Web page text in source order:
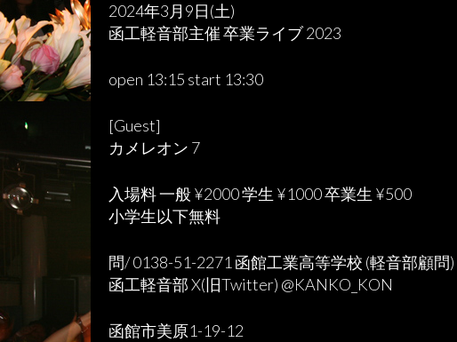
2024年3月9日(土)
函工軽音部主催 卒業ライブ 2023
open 13:15 start 13:30
[Guest]
カメレオン 7
入場料 一般 ¥2000 学生 ¥1000 卒業生 ¥500
小学生以下無料
問/ 0138-51-2271 函館工業高等学校 (軽音部顧問)
函工軽音部 X(旧Twitter) @KANKO_KON
函館市美原1-19-12